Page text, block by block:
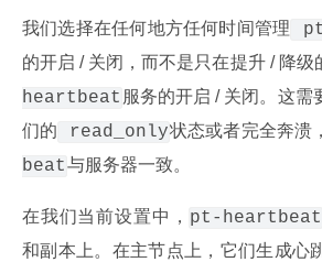
我们选择在任何地方任何时间管理
的开启 / 关闭，而不是只在提升 / 降级
heartbeat 服务的开启 / 关闭。这需
们的
read_only状态或者完全奔溃
beat与服务器一致。
在我们当前设置中， pt-heartbeat
和副本上。在主节点上，它们生成心